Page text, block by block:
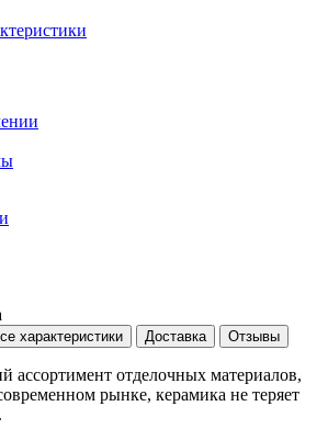
характеристики Доставка Отзывы
ассортимент отделочных материалов,
рынке, керамика не теряет